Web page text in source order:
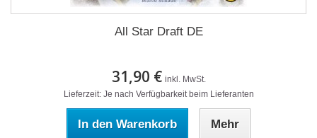
All Star Draft DE
31,90 € inkl. MwSt.
Lieferzeit: Je nach Verfügbarkeit beim Lieferanten
In den Warenkorb Mehr